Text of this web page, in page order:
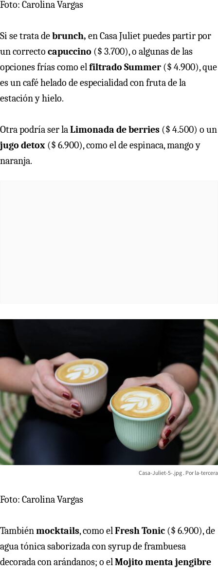
Foto: Carolina Vargas
Si se trata debrunch, en Casa Juliet puedes partir por
un correcto capuccino ($ 3.700), o algunas de las
opciones frías como elfiltrado Summer ($ 4.900), que
es un café helado de especialidad con fruta de la
estación y hielo.
Otra podría ser laLimonada de berries ($ 4.500) o un
jugo detox ($ 6.900), como el de espinaca, mango y
naranja.
Casa-Juliet-5-.jpg la-tercera
Foto: Carolina Vargas
También mocktails, como el Fresh Tonic ($ 6.900), de
agua tónica saborizada con syrup de frambuesa
decorada con arándanos; o el Mojito menta jengibre